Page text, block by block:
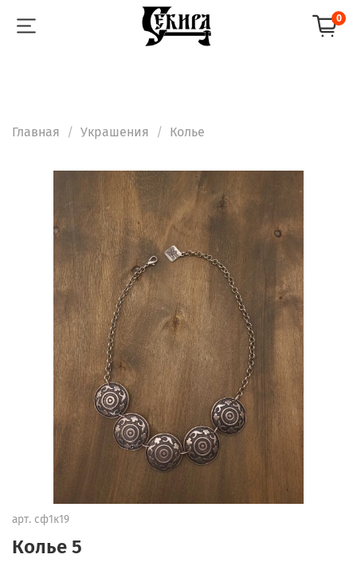
0
Главная Украшения Колье
арт. сф1к19
Колье 5